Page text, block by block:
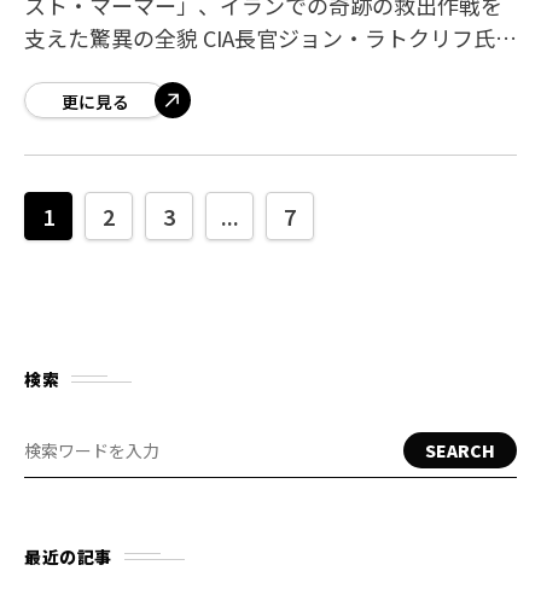
支えた驚異の全貌 CIA長官ジョン・ラトクリフ氏
能力」をCIAが保有していると述べた
更に見る
1 2 3 ... 7
検索
SEARCH
最近の記事